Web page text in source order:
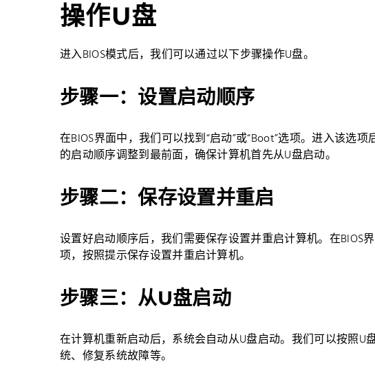
操作U盘
进入BIOS模式后，我们可以通过以下步骤操作U盘。
步骤一：设置启动顺序
在BIOS界面中，我们可以找到“启动”或“Boot”选项。进入该选
的启动顺序调整到最前面，确保计算机首先从U盘启动。
步骤二：保存设置并重启
设置好启动顺序后，我们需要保存设置并重启计算机。在BIOS
项，按照提示保存设置并重启计算机。
步骤三：从U盘启动
在计算机重新启动后，系统会自动从U盘启动。我们可以按照U
统、修复系统故障等。